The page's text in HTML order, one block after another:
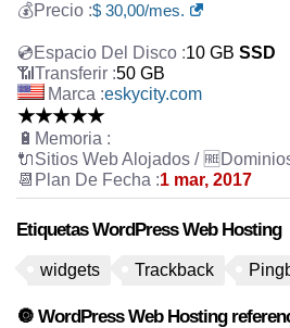
$ 30,00/mes.
10 GB SSD
50 GB
eskycity.com
★★★★★
1 mar, 2017
Etiquetas WordPress Web Hosting
widgets Trackback
🔘 WordPress Web Hosting